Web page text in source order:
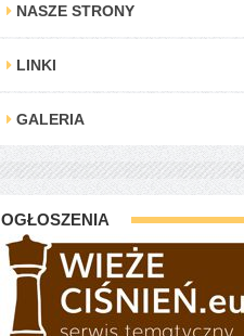
NASZE STRONY
LINKI
GALERIA
OGŁOSZENIA